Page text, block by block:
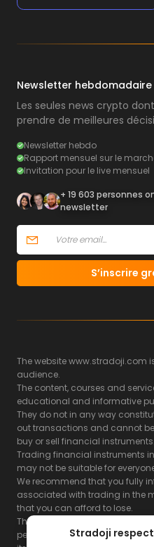
Stradoji
Newsletter
Les seules news crypto
prendre de meilleures
Newsletter hebdo
Rapport mensuel sur le
Invitation pour le live mensuel
+ 19 603 personnes
newsletter
S’inscrire
The website www.stradoji.com
audience.
The content, courses and
educational and informative
They do not in any way
out transactions and cannot
buy or sell financial instruments.
Trading financial instruments
may not be suitable for
We recommend that you fully
associated with trading in the
that you can afford to lose.
The Stradoji site does not
performance of products